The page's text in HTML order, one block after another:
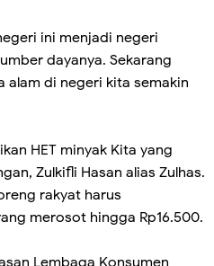
ini menjadi negeri
dayanya. Sekarang
alam di negeri kita semakin
HET minyak Kita yang
Zulkifli Hasan alias Zulhas.
rakyat harus
merosot hingga Rp16.500.
Lembaga Konsumen